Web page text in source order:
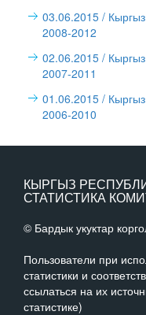
03.06.2015 /
2008-2012
02.06.2015 /
2007-2011
01.06.2015 /
2006-2010
КЫРГЫЗ
СТАТИСТИКА
© Бардык укуктар
Пользователи при
статистики и
ссылаться на их
статистике)